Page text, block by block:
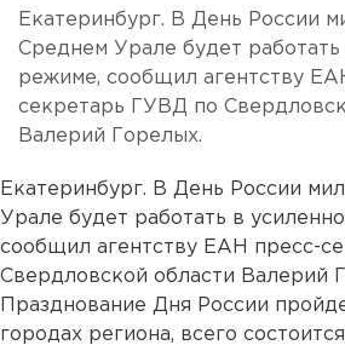
Екатеринбург. В День России
Среднем Урале будет работать
режиме, сообщил агентству
секретарь ГУВД по
Валерий Горелых.
Екатеринбург. В День России
Урале будет работать в
сообщил агентству ЕАН пресс-
Свердловской области Валерий
Празднование Дня России
городах региона, всего